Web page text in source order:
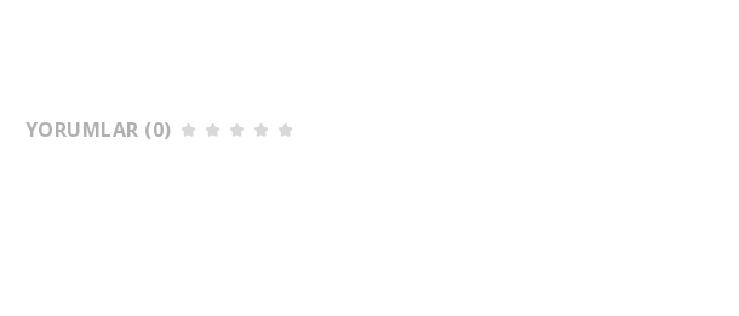
YORUMLAR (0)